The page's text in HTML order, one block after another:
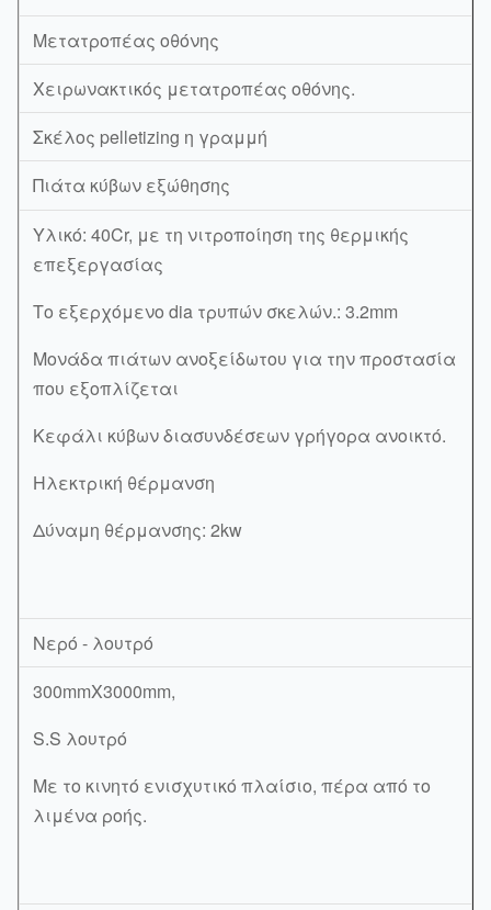
Μετατροπέας οθόνης
Χειρωνακτικός μετατροπέας οθόνης.
Σκέλος pelletizing η γραμμή
Πιάτα κύβων εξώθησης
Υλικό: 40Cr, με τη νιτροποίηση της θερμικής
επεξεργασίας
Το εξερχόμενο dia τρυπών σκελών.: 3.2mm
Μονάδα πιάτων ανοξείδωτου για την προστασία
που εξοπλίζεται
Κεφάλι κύβων διασυνδέσεων γρήγορα ανοικτό.
Ηλεκτρική θέρμανση
Δύναμη θέρμανσης: 2kw
Νερό - λουτρό
300mmX3000mm,
S.S λουτρό
Με το κινητό ενισχυτικό πλαίσιο, πέρα από το
λιμένα ροής.